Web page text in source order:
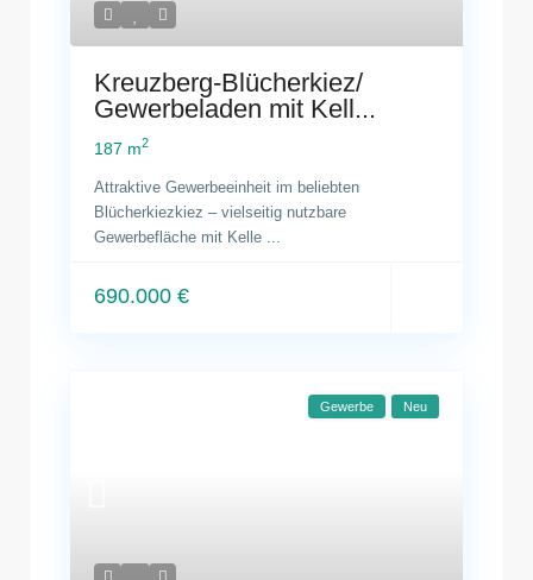
Kreuzberg-Blücherkiez/
Gewerbeladen mit Kell...
187 m2
Attraktive Gewerbeeinheit im beliebten
Blücherkiezkiez – vielseitig nutzbare
Gewerbefläche mit Kelle
690.000 €
Gewerbe Neu